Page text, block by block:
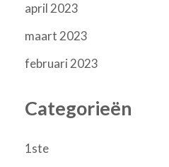
april 2023
maart 2023
februari 2023
Categorieën
1ste